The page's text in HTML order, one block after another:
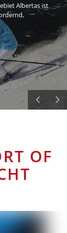
Albertas ist
OF